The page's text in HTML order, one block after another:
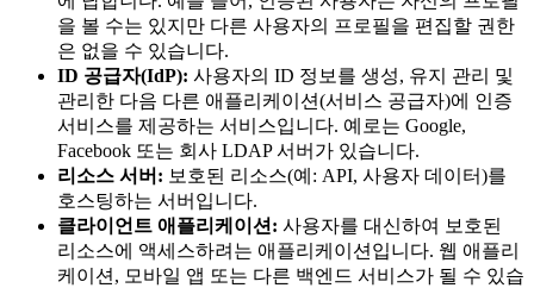
을 볼 수는 있지만 다른 사용자의 프로필을 편집할 권한
은 없을 수 있습니다.
ID 공급자(IdP): 사용자의 ID 정보를 생성, 유지 관리 및
관리한 다음 다른 애플리케이션(서비스 공급자)에 인증
서비스를 제공하는 서비스입니다. 예로는 Google,
Facebook 또는 회사 LDAP 서버가 있습니다.
리소스 서버: 보호된 리소스(예: API, 사용자 데이터)를
호스팅하는 서버입니다.
클라이언트 애플리케이션: 사용자를 대신하여 보호된
리소스에 액세스하려는 애플리케이션입니다. 웹 애플리
케이션, 모바일 앱 또는 다른 백엔드 서비스가 될 수 있습